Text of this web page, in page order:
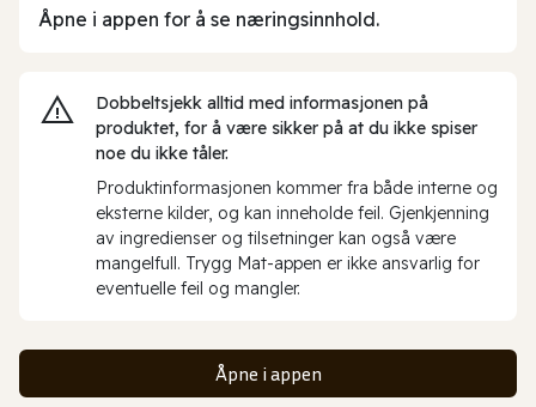
Åpne i appen for å se næringsinnhold.
Dobbeltsjekk alltid med informasjonen på
produktet, for å være sikker på at du ikke spiser
noe du ikke tåler.
Produktinformasjonen kommer fra både interne og
eksterne kilder, og kan inneholde feil. Gjenkjenning
av ingredienser og tilsetninger kan også være
mangelfull. Trygg Mat-appen er ikke ansvarlig for
eventuelle feil og mangler.
Åpne i appen